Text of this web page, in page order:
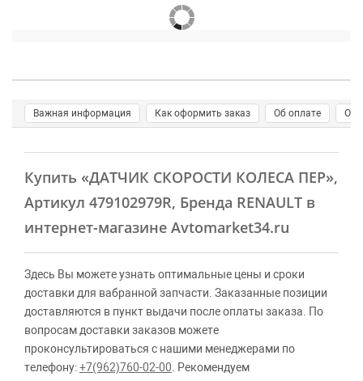
Важная информация Как оформить заказ Об оплате О
Купить «ДАТЧИК СКОРОСТИ КОЛЕСА ПЕР»,
Артикул 479102979R, Бренда RENAULT в
интернет-магазине Avtomarket34.ru
Здесь Вы можете узнать оптимальные цены и сроки
доставки для вабранной запчасти. Заказанные позиции
доставляются в пункт выдачи после оплаты заказа. По
вопросам доставки заказов можете
проконсультироваться с нашими менеджерами по
телефону:+7(962)760-02-00 . Рекомендуем